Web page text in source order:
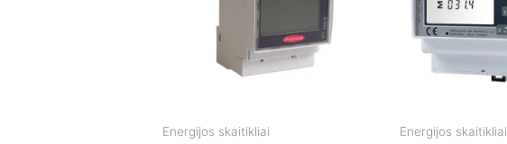
Energijos skaitikliai Energijos skaitikliai